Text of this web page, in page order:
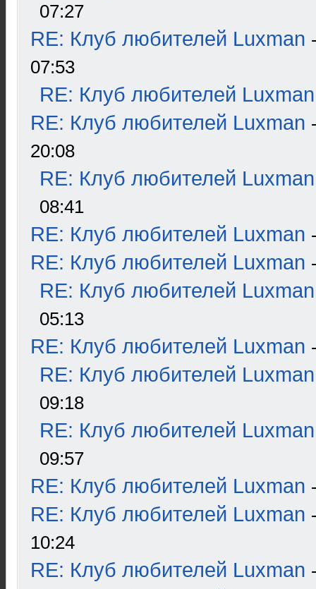
07:27
RE: Клуб любителей Luxman
07:53
RE: Клуб любителей Luxman
RE: Клуб любителей Luxman
20:08
RE: Клуб любителей Luxman
08:41
RE: Клуб любителей Luxman
RE: Клуб любителей Luxman
RE: Клуб любителей Luxman
05:13
RE: Клуб любителей Luxman
RE: Клуб любителей Luxman
09:18
RE: Клуб любителей Luxman
09:57
RE: Клуб любителей Luxman
RE: Клуб любителей Luxman
10:24
RE: Клуб любителей Luxman